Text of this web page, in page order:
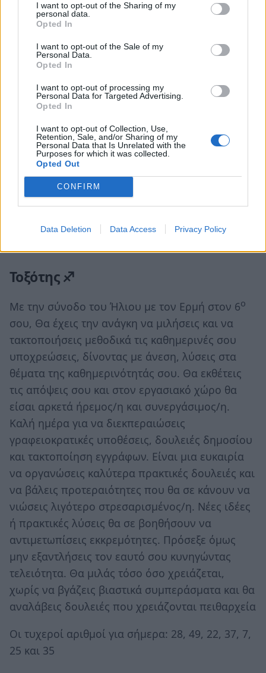
I want to opt-out of the Sharing of my
personal data.
Opted In
I want to opt-out of the Sale of my
Personal Data.
Opted In
I want to opt-out of processing my
Personal Data for Targeted Advertising.
Opted In
I want to opt-out of Collection, Use,
Retention, Sale, and/or Sharing of my
Personal Data that Is Unrelated with the
Purposes for which it was collected.
Opted Out
CONFIRM
Data Deletion Data Access Privacy Policy
ενισχυθούν δεσμοί που είχαν ατονήσει. Οι
κουβέντες σου αποκτούν περισσότερη γοητεία
και είναι πιο εύκολο να κατανοήσεις τις ανάγκες
των άλλων. Ίσως νιώσεις πως είναι η ώρα να
επανεξετάσεις την σχέση σου με συνεργάτες.
Απόφυγε την παρορμητικότητα, οι ισορροπίες
είναι λεπτές. Αν αποφασίσεις να είσαι ειλικρινής
και ανοιχτός/η, θα κερδίσεις τις εντυπώσεις και
θα γεμίσεις χαρά. Κράτα ζωντανή τη σπίθα της
περιέργειας, είναι το μυστικό για να κρατήσεις
τη σχέση σου ζωηρή και ζωντανή.
Οι τυχεροί αριθμοί για σήμερα: 48, 10, 16, 7, 11,
Τοξότης ♐
Με την σύνοδο του Ήλιου με τον Ερμή στον 6ο
σου, Θα έχεις την ανάγκη να μιλήσεις και να
τακτοποιήσεις μεθοδικά τις καθημερινές σου
υποχρεώσεις, δίνοντας με άνεση, λύσεις στα
θέματα της καθημερινότητάς σου. Θα εκθέτεις
τις απόψεις σου και στον εργασιακό χώρο θα
είσαι αρκετά ήρεμος/η και συνεργάσιμος/η.
Καλή ημέρα για να διεκπεραιώσεις
γραφειοκρατικές υποθέσεις, δουλειές δημοσίου
και τακτοποίηση εγγράφων. Είναι μια ευκαιρία
να οργανώσεις καλύτερα πρακτικές δουλειές και
να βάλεις προτεραιότητες που θα σε κάνουν να
νιώσεις λιγότερο στρεσαρισμένος/η. Νέες ιδέες
ή πρακτικές λύσεις θα σε βοηθήσουν να
αντιμετωπίσεις εκκρεμότητες. Πρόσεξε όμως
μην εξαντλήσεις τον εαυτό σου κυνηγώντας
τελειότητα. Θα μιλάς τόσο όσο χρειάζεται,
χωρίς να βγάζεις βιαστικά συμπεράσματα και θα
αναλάβεις δουλειές που χρειάζονται πειθαρχεία
Οι τυχεροί αριθμοί για σήμερα: 28, 49, 22, 37, 7,
25 και 35